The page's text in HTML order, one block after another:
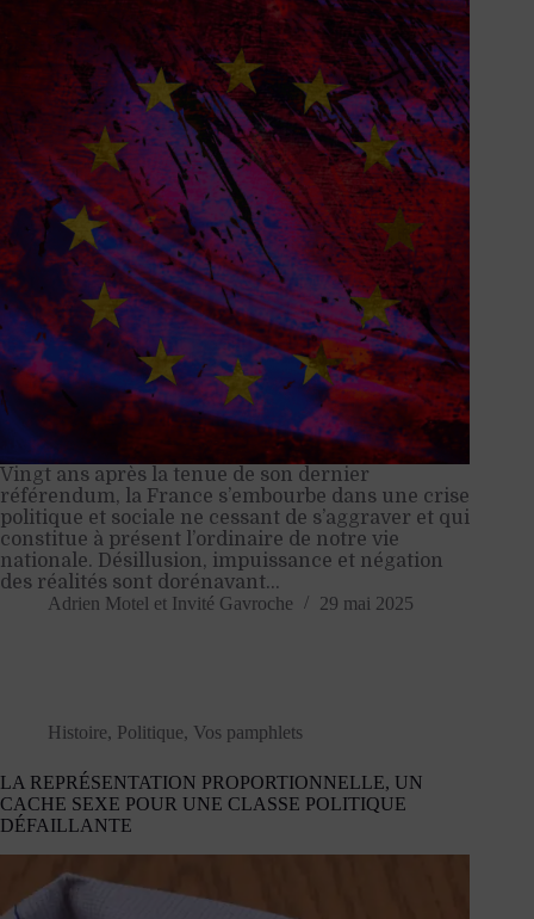
Vingt ans après la tenue de son dernier
référendum, la France s’embourbe dans une crise
politique et sociale ne cessant de s’aggraver et qui
constitue à présent l’ordinaire de notre vie
nationale. Désillusion, impuissance et négation
des réalités sont dorénavant…
Adrien Motel et Invité Gavroche 29 mai 2025
Histoire, Politique, Vos pamphlets
LA REPRÉSENTATION PROPORTIONNELLE, UN
CACHE SEXE POUR UNE CLASSE POLITIQUE
DÉFAILLANTE